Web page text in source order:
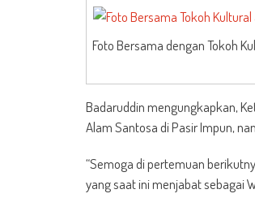
Foto Bersama dengan Tokoh
Badaruddin mengungkapkan,
Alam Santosa di Pasir Impun,
“Semoga di pertemuan
yang saat ini menjabat sebagai